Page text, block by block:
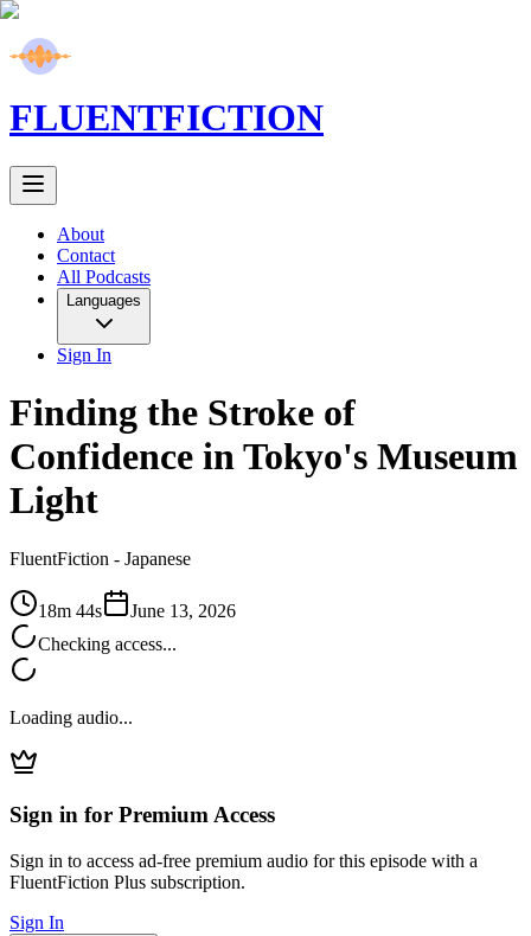
FLUENTFICTION
About
Contact
All Podcasts
Languages
Sign In
Finding the Stroke of
Confidence in Tokyo's Museum
Light
FluentFiction - Japanese
18m 44s
June 13, 2026
Checking access...
Loading audio...
Sign in for Premium Access
Sign in to access ad-free premium audio for this episode with a
FluentFiction Plus subscription.
Sign In